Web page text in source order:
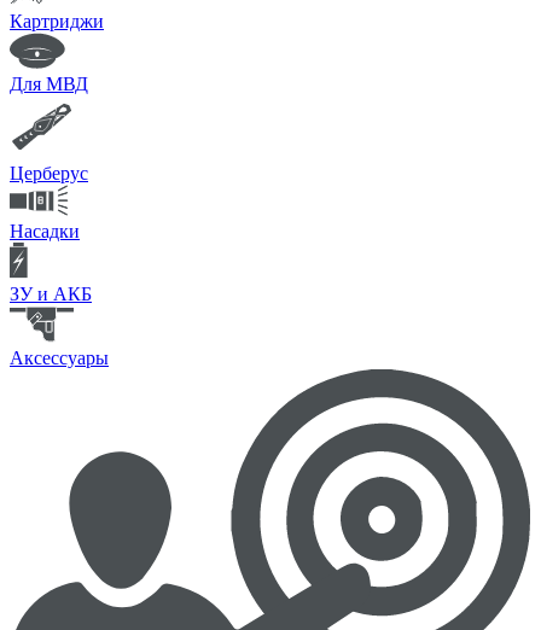
Картриджи
Для МВД
Церберус
Насадки
ЗУ и АКБ
Аксессуары